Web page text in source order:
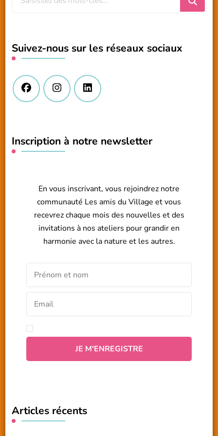
?
Suivez-nous sur les réseaux sociaux
Inscription à notre newsletter
En vous inscrivant, vous rejoindrez notre
communauté Les amis du Village et vous
recevrez chaque mois des nouvelles et des
invitations à nos ateliers pour grandir en
harmonie avec la nature et les autres.
Articles récents